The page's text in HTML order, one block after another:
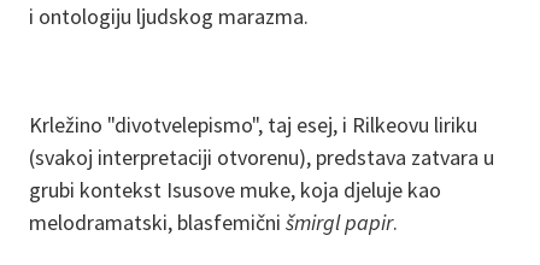
i ontologiju ljudskog marazma.
Krležino "divotvelepismo", taj esej, i Rilkeovu liriku
(svakoj interpretaciji otvorenu), predstava zatvara u
grubi kontekst Isusove muke, koja djeluje kao
melodramatski, blasfemični šmirgl papir.